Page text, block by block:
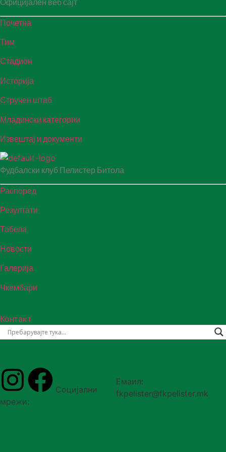
Почетна
Тим
Стадион
Историја
Стручен штаб
Младински категории
Извештај и документи
Фудбалски клуб Пелистер Битола
Распоред
Резултати
Табела
Новости
Галерија
Чкембари
Контакт
Социјални
мрежи:
Емаил:
fkpelister@fkpelister.mk